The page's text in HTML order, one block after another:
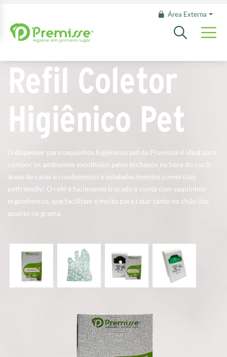
Área Externa
Refil Coletor
Higiênico Pet
O dispenser para saquinhos higiênicos pet da Premisse é ideal para
compor os ambientes escolhidos pelos bichanos na hora do cocô:
áreas de casas e condomínios e estabelecimentos comerciais
petfriendly! O refil é facilmente trocado e conta com saquinhos
ergonômicos, que facilitam e muito para catar tanto no chão liso
quanto na grama.